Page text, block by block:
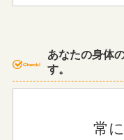
あなたの身体
す。
常